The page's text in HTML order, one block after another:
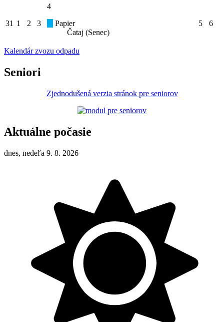
31 1 2 3
4
Papier
Čataj (Senec)
5 6
Kalendár zvozu odpadu
Seniori
Zjednodušená verzia stránok pre seniorov
Aktuálne počasie
dnes, nedeľa 9. 8. 2026